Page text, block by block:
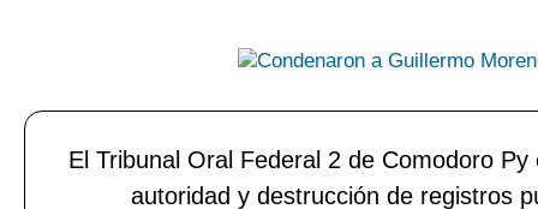
El Tribunal Oral Federal 2 de Comodoro
autoridad y destrucción de registros